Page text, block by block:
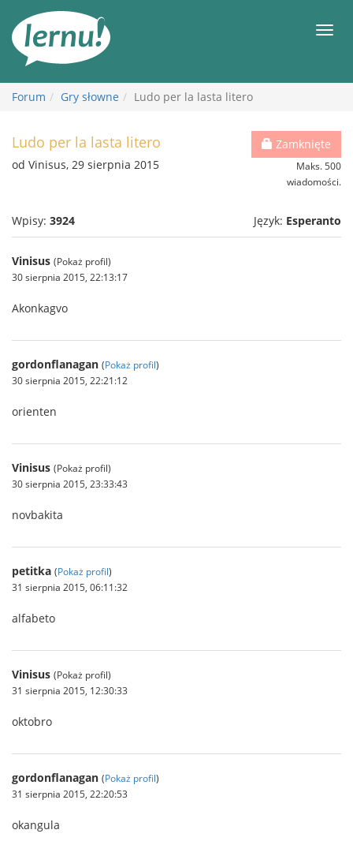
Forum Gry słowne Ludo per la lasta litero
Zamknięte
Maks. 500
wiadomości.
Ludo per la lasta litero
od Vinisus, 29 sierpnia 2015
Wpisy: 3924 Język: Esperanto
Vinisus (Pokaż profil)
30 sierpnia 2015, 22:13:17
Akonkagvo
gordonflanagan (Pokaż profil)
30 sierpnia 2015, 22:21:12
orienten
Vinisus (Pokaż profil)
30 sierpnia 2015, 23:33:43
novbakita
petitka (Pokaż profil)
31 sierpnia 2015, 06:11:32
alfabeto
Vinisus (Pokaż profil)
31 sierpnia 2015, 12:30:33
oktobro
gordonflanagan (Pokaż profil)
31 sierpnia 2015, 22:20:53
okangula